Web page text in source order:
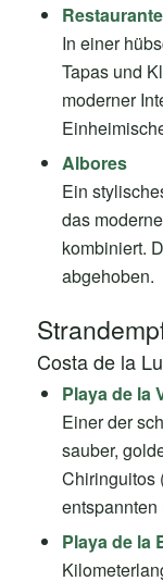
In einer
Tapas und
moderner
Albores
Ein
das
kombiniert.
abgehoben.
Costa de la
Playa de la
Einer der
sauber,
Chiringuitos
entspannten
Playa de la